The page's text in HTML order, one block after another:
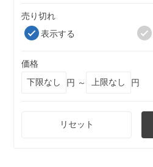
売り切れ
表示する
価格
円 ～
円
リセット